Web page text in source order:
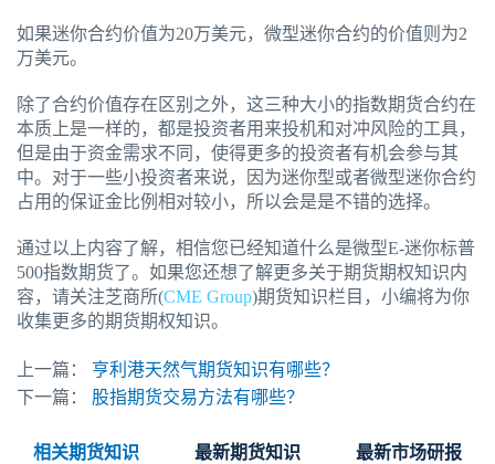
如果迷你合约价值为20万美元，微型迷你合约的价值则为2
万美元。
除了合约价值存在区别之外，这三种大小的指数期货合约在
本质上是一样的，都是投资者用来投机和对冲风险的工具，
但是由于资金需求不同，使得更多的投资者有机会参与其
中。对于一些小投资者来说，因为迷你型或者微型迷你合约
占用的保证金比例相对较小，所以会是是不错的选择。
通过以上内容了解，相信您已经知道什么是微型E-迷你标普
500指数期货了。如果您还想了解更多关于期货期权知识内
容，请关注芝商所(CME Group)期货知识栏目，小编将为你
收集更多的期货期权知识。
上一篇：
亨利港天然气期货知识有哪些？
下一篇：
股指期货交易方法有哪些？
相关期货知识 最新期货知识 最新市场研报